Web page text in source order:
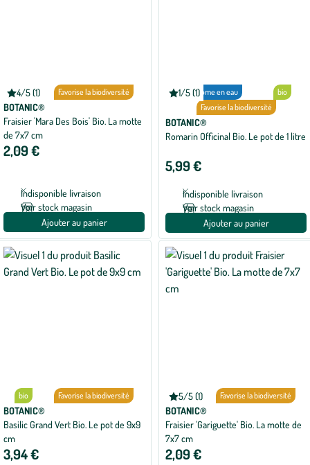
4/5 (1)
Note
moyenne
de
4
sur
5
avec
bio Favorise la biodiversité
BOTANIC®
Fraisier 'Mara Des Bois' Bio. La motte
de 7x7 cm
2,09 €
Indisponible livraison
Voir stock magasin
Ajouter au panier
1/5 (1)
Note
moyenne
de
1
sur
1
avis
Économe en eau
bio
Favorise la biodiversité
BOTANIC®
Romarin Officinal Bio. Le pot de 1 litre
5,99 €
Indisponible livraison
Voir stock magasin
Ajouter au panier
bio Favorise la biodiversité
BOTANIC®
Basilic Grand Vert Bio. Le pot de 9x9
cm
3,94 €
5/5 (1)
Note
moyenne
de
5
sur
5
avec
bio Favorise la biodiversité
BOTANIC®
Fraisier 'Gariguette' Bio. La motte de
7x7 cm
2,09 €